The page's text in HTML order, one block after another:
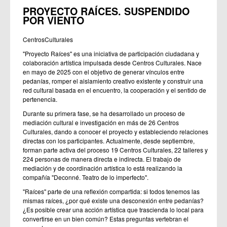
PROYECTO RAÍCES. SUSPENDIDO
POR VIENTO
CentrosCulturales
"Proyecto Raíces" es una iniciativa de participación ciudadana y
colaboración artística impulsada desde Centros Culturales. Nace
en mayo de 2025 con el objetivo de generar vínculos entre
pedanías, romper el aislamiento creativo existente y construir una
red cultural basada en el encuentro, la cooperación y el sentido de
pertenencia.
Durante su primera fase, se ha desarrollado un proceso de
mediación cultural e investigación en más de 26 Centros
Culturales, dando a conocer el proyecto y estableciendo relaciones
directas con los participantes. Actualmente, desde septiembre,
forman parte activa del proceso 19 Centros Culturales, 22 talleres y
224 personas de manera directa e indirecta. El trabajo de
mediación y de coordinación artística lo está realizando la
compañía "Deconné. Teatro de lo imperfecto".
"Raíces" parte de una reflexión compartida: si todos tenemos las
mismas raíces, ¿por qué existe una desconexión entre pedanías?
¿Es posible crear una acción artística que trascienda lo local para
convertirse en un bien común? Estas preguntas vertebran el